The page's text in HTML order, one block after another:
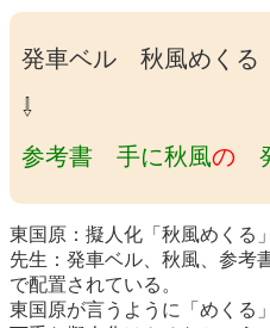
発車ベル 秋風めく
⇩
参考書 手に秋風の
東国原：擬人化「秋風めくる
先生：発車ベル、秋風、参考
で配置されている。
東国原が言うように「めくる